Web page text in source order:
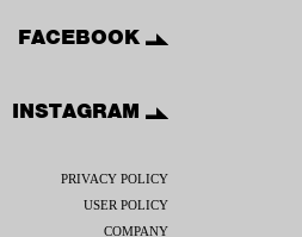
FACEBOOK
INSTAGRAM
PRIVACY POLICY
USER POLICY
COMPANY